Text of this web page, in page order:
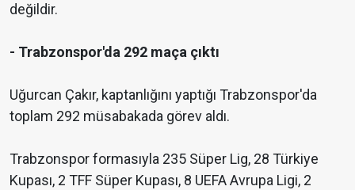
değildir.
- Trabzonspor'da 292 maça çıktı
Uğurcan Çakır, kaptanlığını yaptığı Trabzonspor'da
toplam 292 müsabakada görev aldı.
Trabzonspor formasıyla 235 Süper Lig, 28 Türkiye
Kupası, 2 TFF Süper Kupası, 8 UEFA Avrupa Ligi, 2